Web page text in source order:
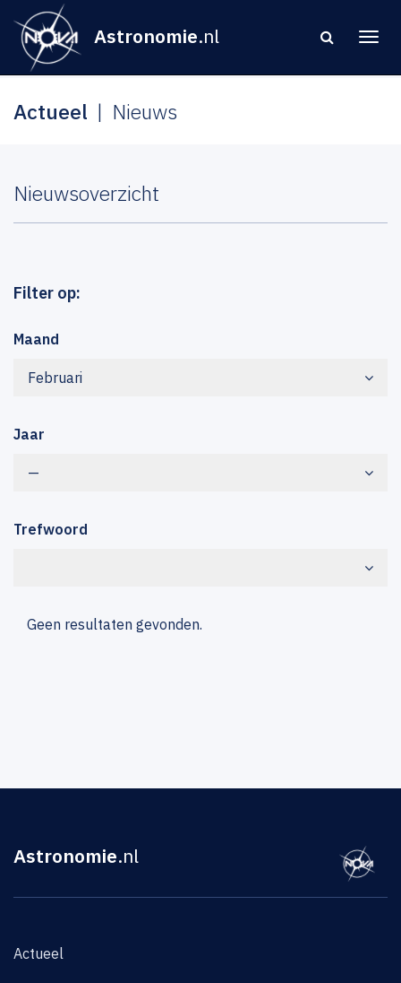
Astronomie.nl
Actueel Nieuws
Nieuwsoverzicht
Filter op:
Maand
Februari
Jaar
—
Trefwoord
Geen resultaten gevonden.
Astronomie.nl
Actueel